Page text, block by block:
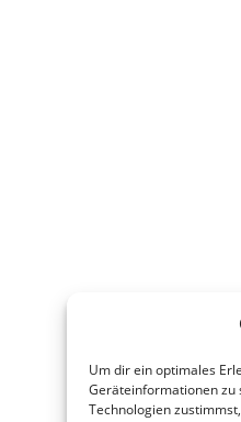
Um dir ein optimales
Geräteinformationen zu
Technologien